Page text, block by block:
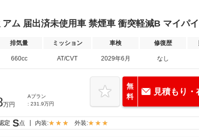
ム 届出済未使用車 禁煙車 衝突軽減B マイパイ
排気量 ミッション 車検 修復歴
660cc AT/CVT 2029年6月 なし
万円
Aプラン
: 231.9万円
無
料
見積もり・
定 S点 内装: 外装: